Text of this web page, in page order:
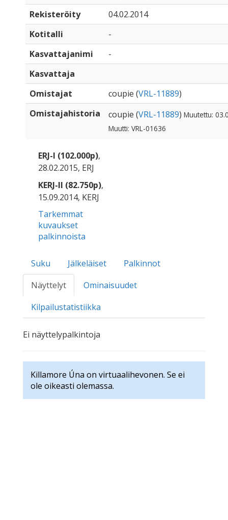
Rekisteröity
04.02.2014
Kotitalli
-
Kasvattajanimi
-
Kasvattaja
Omistajat
coupie (VRL-11889)
Omistajahistoria
coupie (VRL-11889) Muutettu:
Muutti: VRL-01636
ERJ-I (102.000p),
28.02.2015, ERJ
KERJ-II (82.750p),
15.09.2014, KERJ
Tarkemmat
kuvaukset
palkinnoista
Suku Jälkeläiset
Palkinnot
Näyttelyt
Ominaisuudet
Kilpailustatistiikka
Ei näyttelypalkintoja
Killamore Úna on virtuaalihevonen. Se ei
ole oikeasti olemassa.